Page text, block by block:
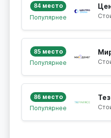
84 место
Популярнее
85 место
Популярнее
86 место
Популярнее